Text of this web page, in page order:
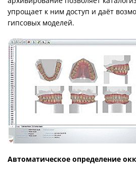
упрощает к ним доступ и даёт
гипсовых моделей.
Автоматическое определение